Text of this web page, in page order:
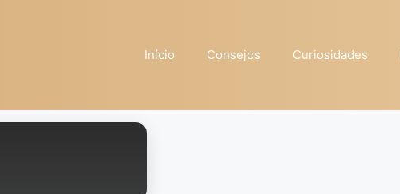
Início Consejos Curiosidades